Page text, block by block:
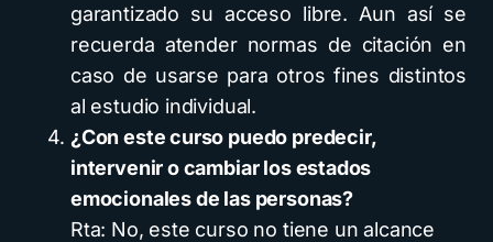
garantizado su acceso libre. Aun así se
recuerda atender normas de citación en
caso de usarse para otros fines distintos
al estudio individual.
¿Con este curso puedo predecir,
intervenir o cambiar los estados
emocionales de las personas?
Rta: No, este curso no tiene un alcance